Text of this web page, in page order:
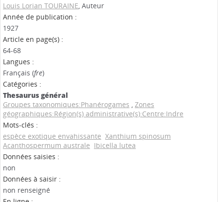
Louis Lorian TOURAINE, Auteur
Année de publication :
1927
Article en page(s) :
64-68
Langues :
Français (fre)
Catégories :
Thesaurus général
Groupes taxonomiques:Phanérogames , Zones
géographiques:Région(s) administrative(s):Centre:Indre
Mots-clés :
espèce exotique envahissante Xanthium spinosum
Acanthospermum australe Ibicella lutea
Données saisies :
non
Données à saisir :
non renseigné